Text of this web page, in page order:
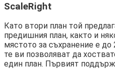
ScaleRight
Като втори план той
предишния план, както и
мястото за съхранение е до
те ви позволяват да
един план. Първият